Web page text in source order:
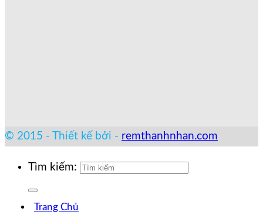
© 2015 - Thiết kế bởi - remthanhnhan.com
Tìm kiếm:
Trang Chủ